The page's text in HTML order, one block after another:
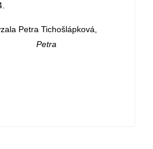
Petra Tichošlápková,
Petra